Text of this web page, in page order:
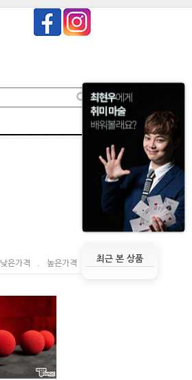
최근 본 상품
낮은가격 높은가격